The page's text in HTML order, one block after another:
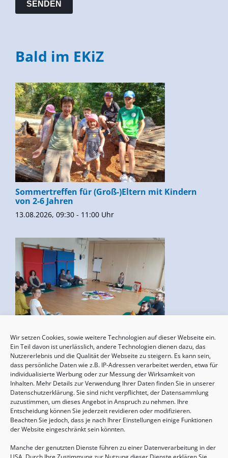
Wir setzen Cookies, sowie weitere Technologien auf dieser Webseite ein.
Ein Teil davon ist unerlässlich, andere Technologien dienen dazu, das
Nutzererlebnis und die Qualität der Webseite zu steigern. Es kann sein,
dass persönliche Daten wie z.B. IP-Adressen verarbeitet werden, etwa für
individualisierte Werbung oder zur Messung der Wirksamkeit von
Inhalten. Mehr Details zur Verwendung Ihrer Daten finden Sie in unserer
Datenschutzerklärung. Sie sind nicht verpflichtet, der Datensammlung
zuzustimmen, um dieses Angebot in Anspruch zu nehmen. Ihre
Entscheidung können Sie jederzeit revidieren oder modifizieren.
Beachten Sie jedoch, dass je nach Ihrer Einstellungen einige Funktionen
der Website eingeschränkt sein könnten.
Manche der genutzten Dienste führen zu einer Datenverarbeitung in der
Bald im EKiZ
Sommertreffen für (Groß-)Eltern mit Kindern
von 2-6 Jahren
13.08.2026, 09:30 - 11:00 Uhr
Geburtsvorbereitung
15.08.2026, 10:00 - 17:00 Uhr